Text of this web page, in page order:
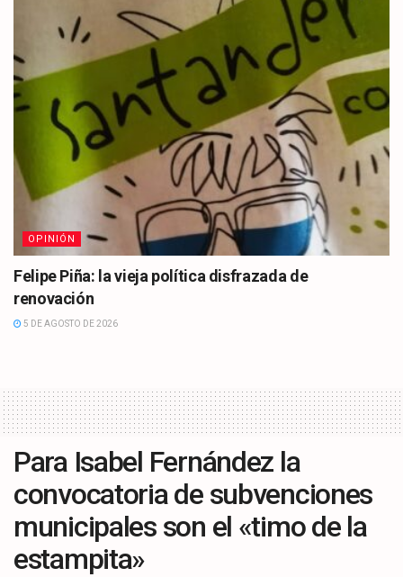
OPINIÓN
Felipe Piña: la vieja política disfrazada de
renovación
5 DE AGOSTO DE 2026
Para Isabel Fernández la
convocatoria de subvenciones
municipales son el «timo de la
estampita»